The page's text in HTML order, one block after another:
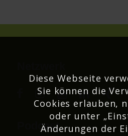
Podcast
Diese Webseite
Sie können die
Cookies erlauben,
oder unter
Änderungen der